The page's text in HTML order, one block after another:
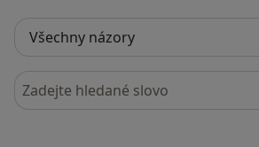
Hledejte v názorech